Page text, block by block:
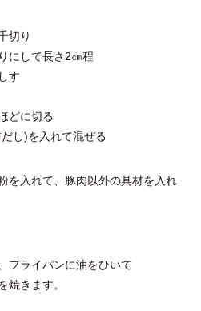
切り
にして長さ2㎝程
す
どに切る
し)を入れて混ぜる
を入れて、豚肉以外の具材を入れ
フライパンに油をひいて
焼きます。